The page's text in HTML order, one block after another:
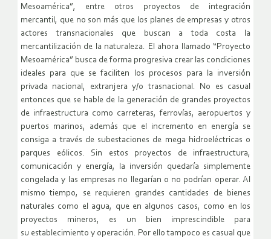
Mesoamérica”, entre otros proyectos de integración
mercantil, que no son más que los planes de empresas y otros
actores transnacionales que buscan a toda costa la
mercantilización de la naturaleza. El ahora llamado “Proyecto
Mesoamérica” busca de forma progresiva crear las condiciones
ideales para que se faciliten los procesos para la inversión
privada nacional, extranjera y/o trasnacional. No es casual
entonces que se hable de la generación de grandes proyectos
de infraestructura como carreteras, ferrovías, aeropuertos y
puertos marinos, además que el incremento en energía se
consiga a través de subestaciones de mega hidroeléctricas o
parques eólicos. Sin estos proyectos de infraestructura,
comunicación y energía, la inversión quedaría simplemente
congelada y las empresas no llegarían o no podrían operar. Al
mismo tiempo, se requieren grandes cantidades de bienes
naturales como el agua, que en algunos casos, como en los
proyectos mineros, es un bien imprescindible para
su establecimiento y operación. Por ello tampoco es casual que